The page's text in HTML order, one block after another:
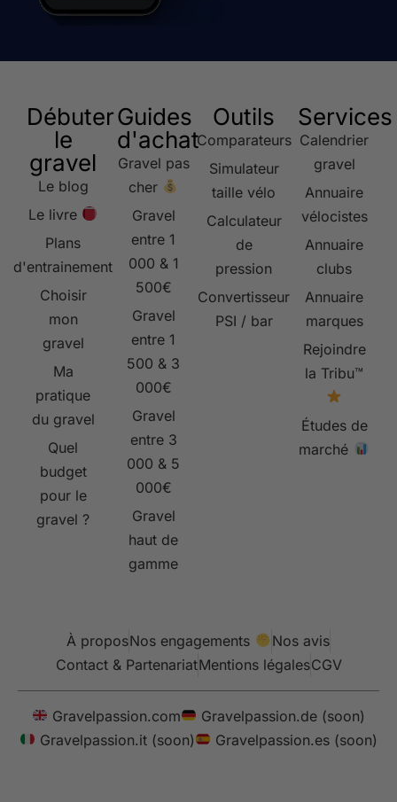
Débuter
le
gravel
Le blog
Le livre
Plans
d'entrainement
Choisir
mon
gravel
Ma
pratique
du gravel
Quel
budget
pour le
gravel ?
Guides
d'achat
Gravel pas
cher
Gravel
entre 1
000 & 1
500€
Gravel
entre 1
500 & 3
000€
Gravel
entre 3
000 & 5
000€
Gravel
haut de
gamme
Outils
Comparateurs
Simulateur
taille vélo
Calculateur
de
pression
Convertisseur
PSI / bar
Services
Calendrier
gravel
Annuaire
vélocistes
Annuaire
clubs
Annuaire
marques
Rejoindre
la Tribu™
Études de
marché
À proposNos engagements
Nos avis
Contact & PartenariatMentions légalesCGV
Gravelpassion.com
Gravelpassion.de (soon)
Gravelpassion.it (soon)
Gravelpassion.es (soon)